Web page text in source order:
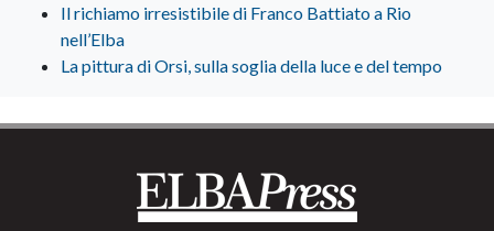
Il richiamo irresistibile di Franco Battiato a Rio
nell’Elba
La pittura di Orsi, sulla soglia della luce e del tempo